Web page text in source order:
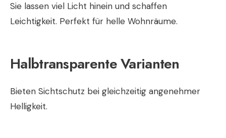
Sie lassen viel Licht hinein und schaffen
Leichtigkeit. Perfekt für helle Wohnräume.
Halbtransparente Varianten
Bieten Sichtschutz bei gleichzeitig angenehmer
Helligkeit.